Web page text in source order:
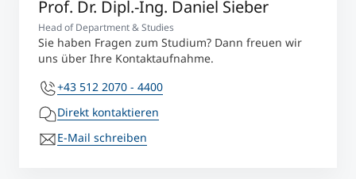
Prof. Dr. Dipl.-Ing. Daniel Sieber
Head of Department & Studies
Sie haben Fragen zum Studium? Dann freuen wir
uns über Ihre Kontaktaufnahme.
+43 512 2070 - 4400
Direkt kontaktieren
E-Mail schreiben